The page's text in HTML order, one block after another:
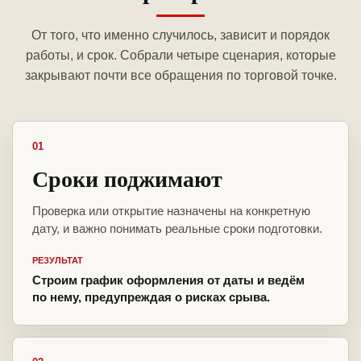
От того, что именно случилось, зависит и порядок
работы, и срок. Собрали четыре сценария, которые
закрывают почти все обращения по торговой точке.
01
Сроки поджимают
Проверка или открытие назначены на конкретную
дату, и важно понимать реальные сроки подготовки.
РЕЗУЛЬТАТ
Строим график оформления от даты и ведём
по нему, предупреждая о рисках срыва.